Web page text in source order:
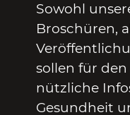
Sowohl
Broschüren,
sollen für
nützliche
Gesundheit